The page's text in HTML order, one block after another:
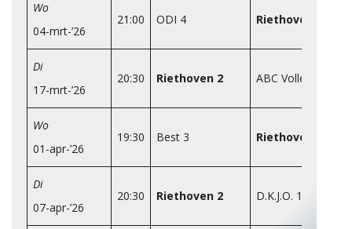
Wo
04-mrt-’26
21:00 ODI 4 Riethoven 2
Di
17-mrt-’26
20:30 Riethoven 2 ABC Volleybal 2
Wo
01-apr-’26
19:30 Best 3 Riethoven 2
Di
07-apr-’26
20:30 Riethoven 2 D.K.J.O. 1